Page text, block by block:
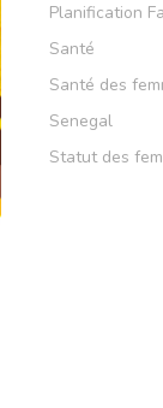
Planification
Santé
Santé des
Senegal
Statut des